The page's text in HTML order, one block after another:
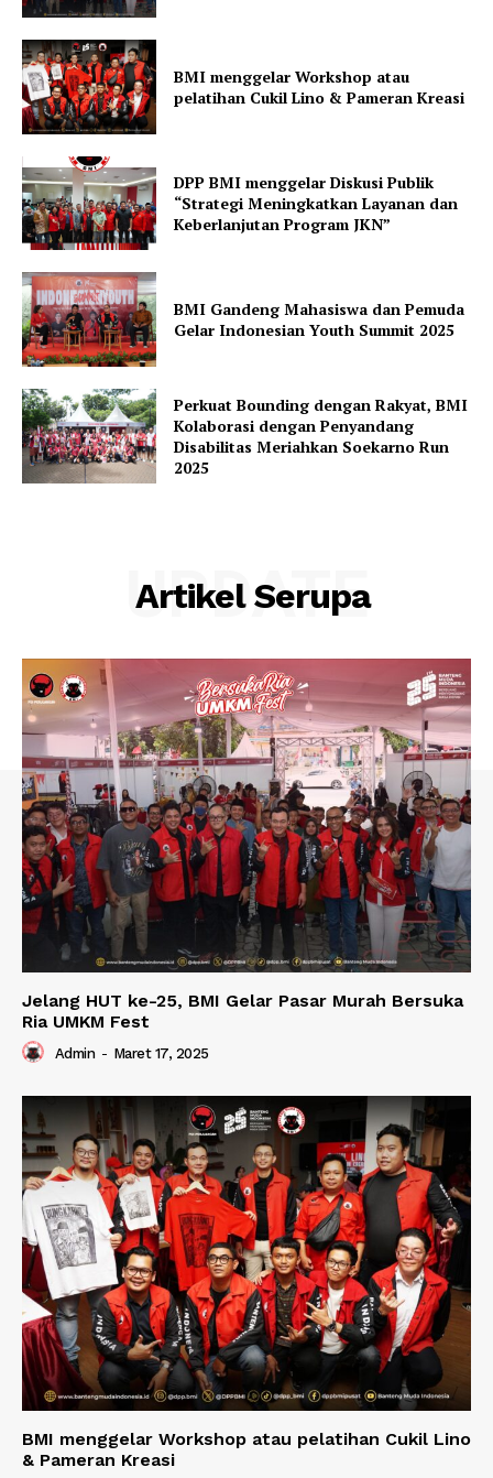
BMI menggelar Workshop atau
pelatihan Cukil Lino & Pameran Kreasi
DPP BMI menggelar Diskusi Publik
“Strategi Meningkatkan Layanan dan
Keberlanjutan Program JKN”
BMI Gandeng Mahasiswa dan Pemuda
Gelar Indonesian Youth Summit 2025
Perkuat Bounding dengan Rakyat, BMI
Kolaborasi dengan Penyandang
Disabilitas Meriahkan Soekarno Run
2025
Artikel Serupa
UPDATE
Jelang HUT ke-25, BMI Gelar Pasar Murah Bersuka
Ria UMKM Fest
Admin - Maret 17, 2025
BMI menggelar Workshop atau pelatihan Cukil Lino
& Pameran Kreasi